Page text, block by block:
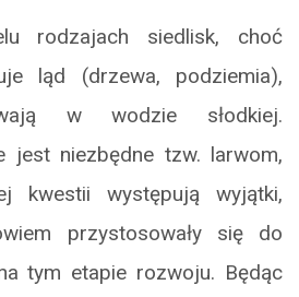
rodzajach siedlisk, choć
ląd (drzewa, podziemia),
w wodzie słodkiej.
jest niezbędne tzw. larwom,
kwestii występują wyjątki,
przystosowały się do
tym etapie rozwoju. Będąc